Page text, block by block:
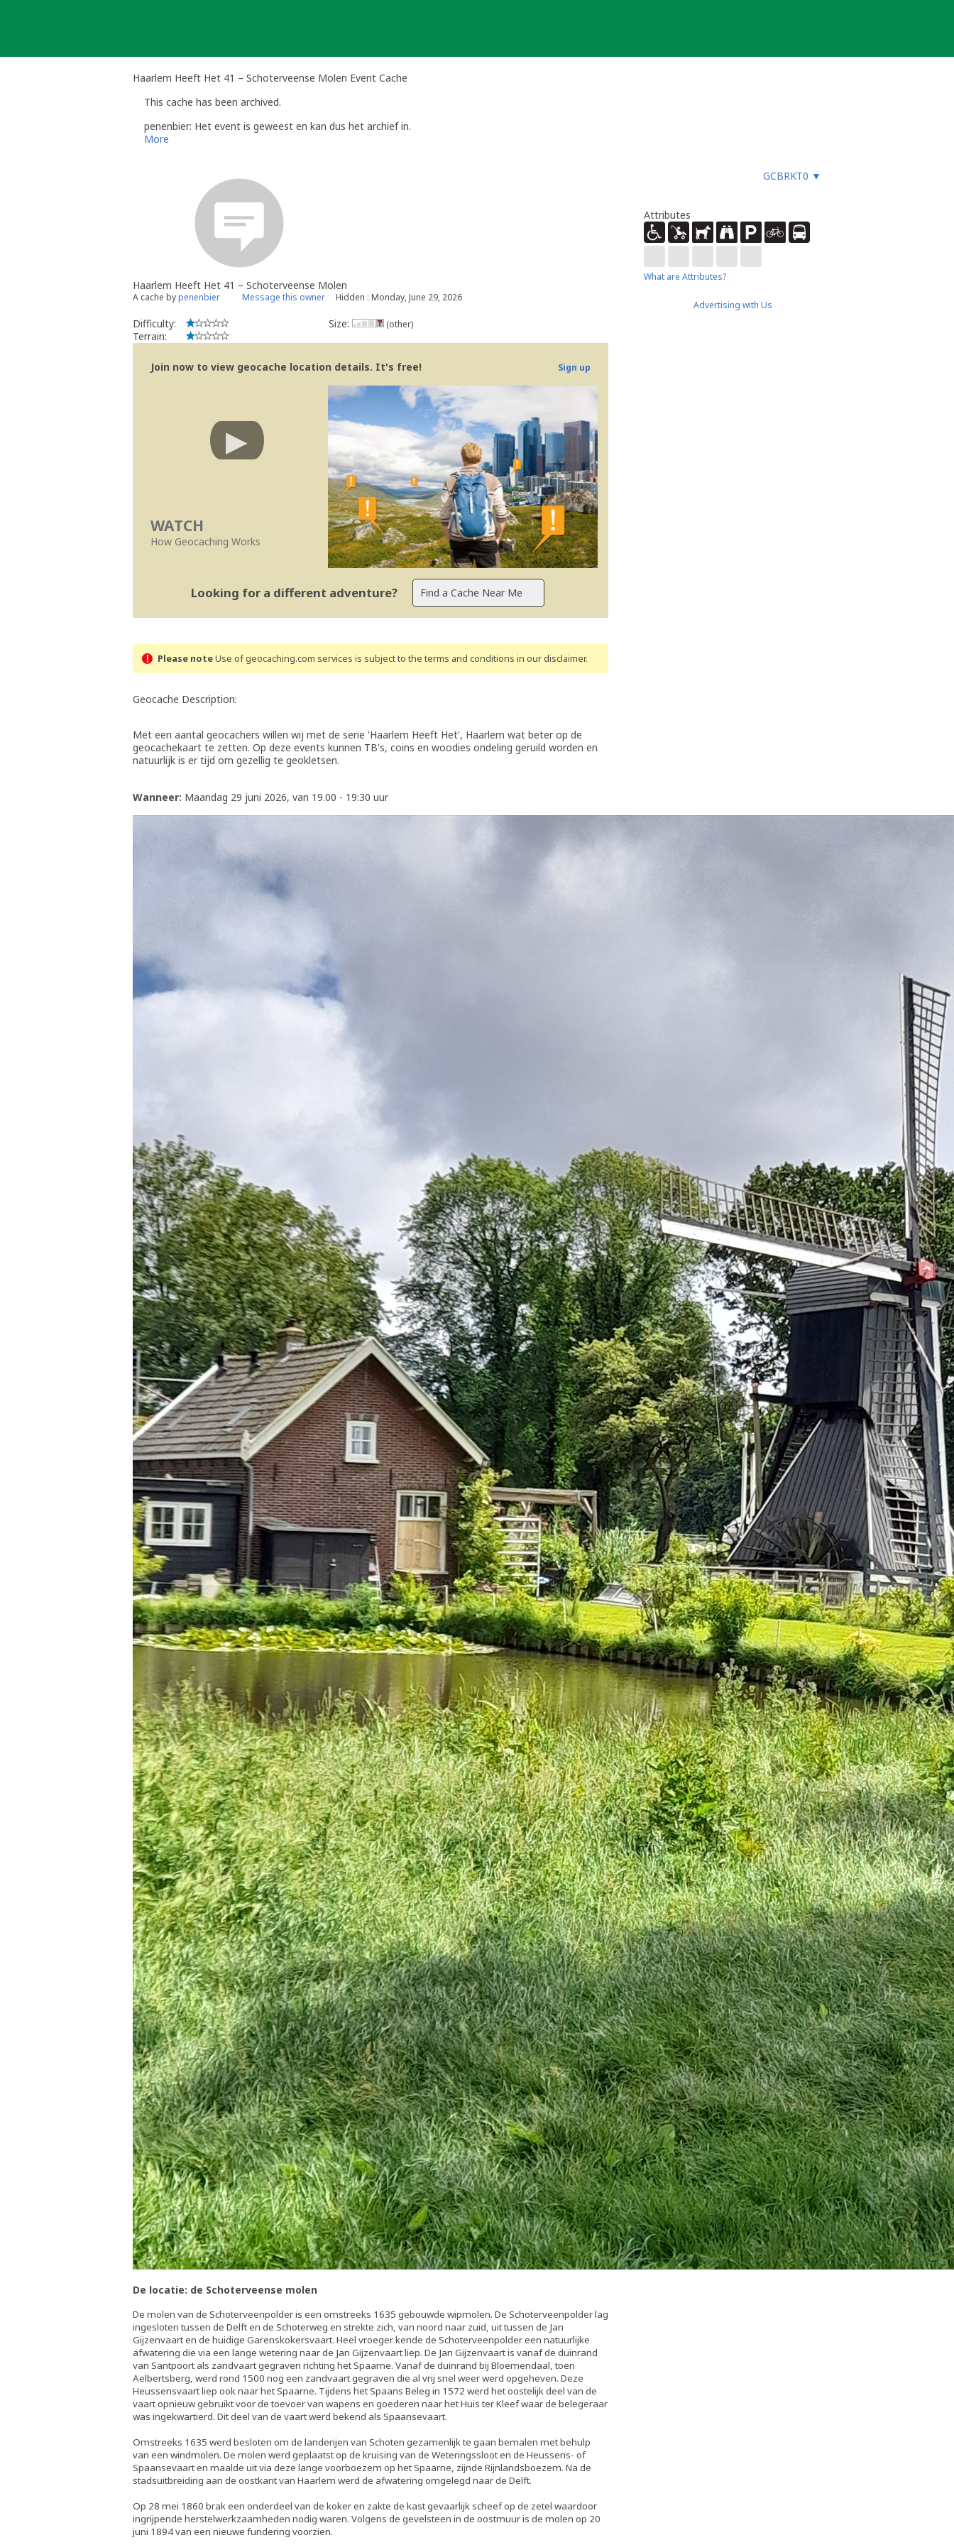
Haarlem Heeft Het 41 – Schoterveense Molen Event Cache
This cache has been archived.
penenbier: Het event is geweest en kan dus het archief in.
More
GCBRKT0 ▼
Haarlem Heeft Het 41 – Schoterveense Molen
A cache bypenenbier Message this owner Hidden : Monday, June 29, 2026
Difficulty:
Terrain:
Size: (other)
Join now to view geocache location details. It's free! Sign up
WATCH
How Geocaching Works
Looking for a different adventure?
Please noteUse of geocaching.com services is subject to the terms and conditions in our disclaimer.
Geocache Description:
Met een aantal geocachers willen wij met de serie 'Haarlem Heeft Het', Haarlem wat beter op de
geocachekaart te zetten. Op deze events kunnen TB's, coins en woodies ondeling geruild worden en
natuurlijk is er tijd om gezellig te geokletsen.
Wanneer: Maandag 29 juni 2026, van 19.00 - 19:30 uur
De locatie: de Schoterveense molen
De molen van de Schoterveenpolder is een omstreeks 1635 gebouwde wipmolen. De Schoterveenpolder lag
ingesloten tussen de Delft en de Schoterweg en strekte zich, van noord naar zuid, uit tussen de Jan
Gijzenvaart en de huidige Garenskokersvaart. Heel vroeger kende de Schoterveenpolder een natuurlijke
afwatering die via een lange wetering naar de Jan Gijzenvaart liep. De Jan Gijzenvaart is vanaf de duinrand
van Santpoort als zandvaart gegraven richting het Spaarne. Vanaf de duinrand bij Bloemendaal, toen
Aelbertsberg, werd rond 1500 nog een zandvaart gegraven die al vrij snel weer werd opgeheven. Deze
Heussensvaart liep ook naar het Spaarne. Tijdens het Spaans Beleg in 1572 werd het oostelijk deel van de
vaart opnieuw gebruikt voor de toevoer van wapens en goederen naar het Huis ter Kleef waar de belegeraar
was ingekwartierd. Dit deel van de vaart werd bekend als Spaansevaart.
Omstreeks 1635 werd besloten om de landerijen van Schoten gezamenlijk te gaan bemalen met behulp
van een windmolen. De molen werd geplaatst op de kruising van de Weteringssloot en de Heussens- of
Spaansevaart en maalde uit via deze lange voorboezem op het Spaarne, zijnde Rijnlandsboezem. Na de
stadsuitbreiding aan de oostkant van Haarlem werd de afwatering omgelegd naar de Delft.
Op 28 mei 1860 brak een onderdeel van de koker en zakte de kast gevaarlijk scheef op de zetel waardoor
ingrijpende herstelwerkzaamheden nodig waren. Volgens de gevelsteen in de oostmuur is de molen op 20
juni 1894 van een nieuwe fundering voorzien.
Attributes
What are Attributes?
Advertising with Us